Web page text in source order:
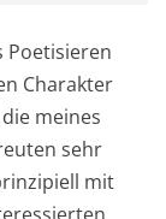
Poetisieren
Charakter
meines
sehr
mit